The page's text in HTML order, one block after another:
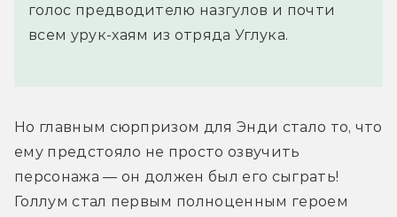
голос предводителю назгулов и почти
всем урук-хаям из отряда Углука.
Но главным сюрпризом для Энди стало то, что
ему предстояло не просто озвучить
персонажа — он должен был его сыграть!
Голлум стал первым полноценным героем